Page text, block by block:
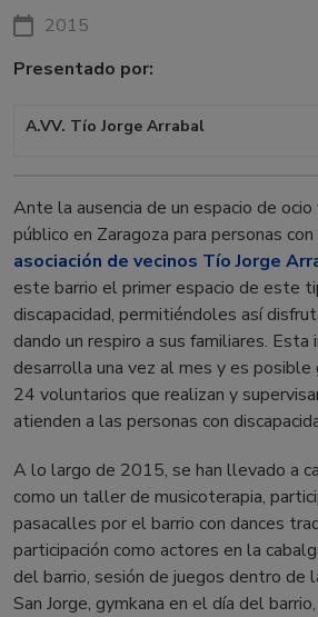
2015
Presentado por:
A.VV. Tío Jorge Arrabal
Ante la ausencia de un espacio de
público en Zaragoza para personas
asociación de vecinos Tío Jorge
este barrio el primer espacio de este
discapacidad, permitiéndoles así
dando un respiro a sus familiares. Esta
desarrolla una vez al mes y es posible
24 voluntarios que realizan y
atienden a las personas con
A lo largo de 2015, se han llevado a
como un taller de musicoterapia,
pasacalles por el barrio con dances
participación como actores en la
del barrio, sesión de juegos dentro de
San Jorge, gymkana en el día del